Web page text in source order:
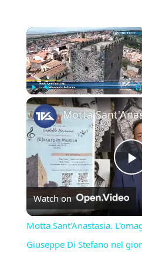
×
Play Unmute
Watch on
Motta Sant'Anastasia.
Giuseppe Di Stefano nel